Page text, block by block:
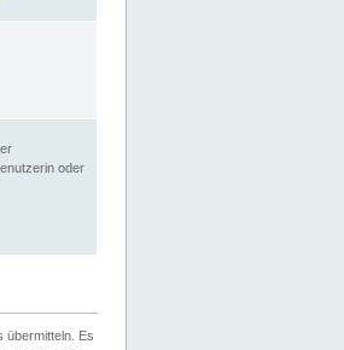
oder
übermitteln. Es